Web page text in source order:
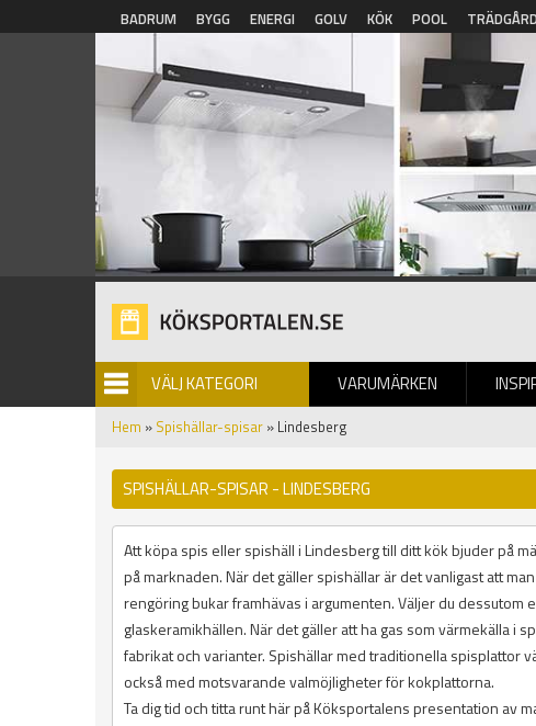
Hoppa till huvudinnehåll
BADRUM BYGG ENERGI GOLV KÖK POOL TRÄDGÅRD
VÄLJ KATEGORI VARUMÄRKEN
BILDGALLERI
Hem » Spishällar-spisar » Lindesberg
SPISHÄLLAR-SPISAR - LINDESBERG
Att köpa spis eller spishäll i Lindesberg till ditt kök bjuder på
på marknaden. När det gäller spishällar är det vanligast att
rengöring bukar framhävas i argumenten. Väljer du
glaskeramikhällen. När det gäller att ha gas som värmekälla i
fabrikat och varianter. Spishällar med traditionella spisplattor
också med motsvarande valmöjligheter för kokplattorna.
Ta dig tid och titta runt här på Köksportalens presentation av